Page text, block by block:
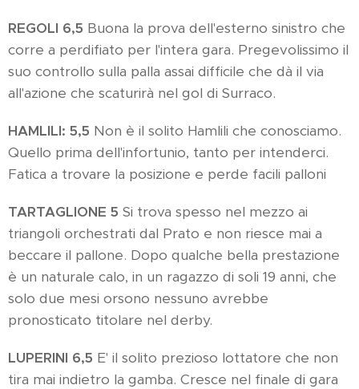
REGOLI 6,5 Buona la prova dell'esterno sinistro che
corre a perdifiato per l'intera gara. Pregevolissimo il
suo controllo sulla palla assai difficile che dà il via
all'azione che scaturirà nel gol di Surraco.
HAMLILI: 5,5 Non è il solito Hamlili che conosciamo.
Quello prima dell'infortunio, tanto per intenderci.
Fatica a trovare la posizione e perde facili palloni
TARTAGLIONE 5 Si trova spesso nel mezzo ai
triangoli orchestrati dal Prato e non riesce mai a
beccare il pallone. Dopo qualche bella prestazione
è un naturale calo, in un ragazzo di soli 19 anni, che
solo due mesi orsono nessuno avrebbe
pronosticato titolare nel derby.
LUPERINI 6,5 E' il solito prezioso lottatore che non
tira mai indietro la gamba. Cresce nel finale di gara